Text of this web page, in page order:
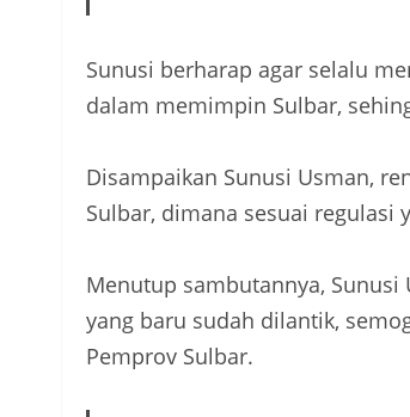
Sunusi berharap agar selalu
dalam memimpin Sulbar,
Disampaikan Sunusi Usman,
Sulbar, dimana sesuai regulasi
Menutup sambutannya, Sunusi
yang baru sudah dilantik,
Pemprov Sulbar.